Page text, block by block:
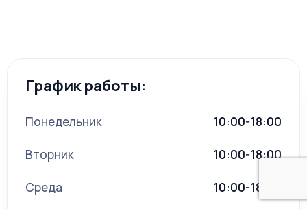
График работы:
Понедельник 10:00-18:00
Вторник 10:00-18:00
Среда 10:00-18:00